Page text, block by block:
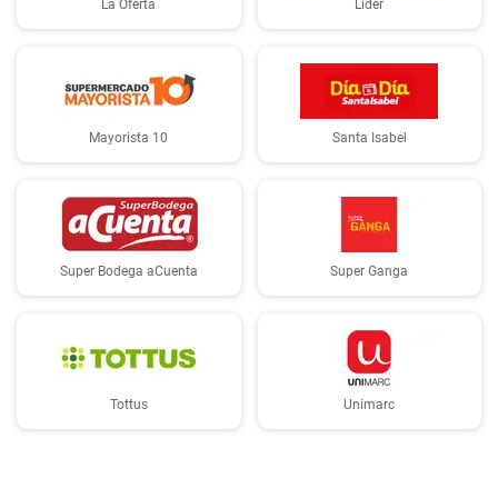
La Oferta Lider
Mayorista 10 Santa Isabel
Super Bodega aCuenta Super Ganga
Tottus Unimarc